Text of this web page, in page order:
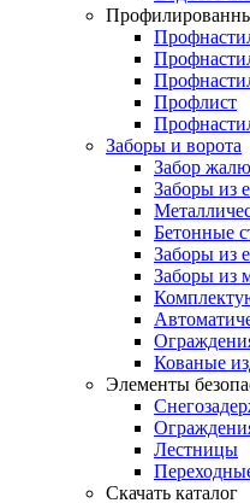
Профлист
Заборы и ворота
Забор
Заборы из
Бетонные
Заборы из
Заборы из
Кованые
Элементы
Лестницы
Скачать каталог